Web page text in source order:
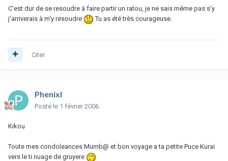
C'est dur de se resoudre à faire partir un ratou, je ne sais même pas s'y
j'arriverais à m'y resoudre
Tu as été très courageuse.
Citer
Phenixl
Posté le 1 février 2006
Kikou
Toute mes condoleances Mumb@ et bon voyage a ta petite Puce Kurai
vers le ti nuage de gruyere